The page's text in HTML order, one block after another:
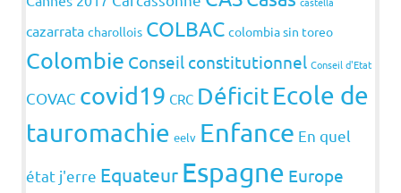
cazarrata charollois COLBAC colombia sin toreo
Colombie Conseil constitutionnel Conseil d'Etat
COVAC covid19 CRC DéficitEcole de
tauromachie eelv Enfance En quel
état j'erre Equateur Espagne Europe